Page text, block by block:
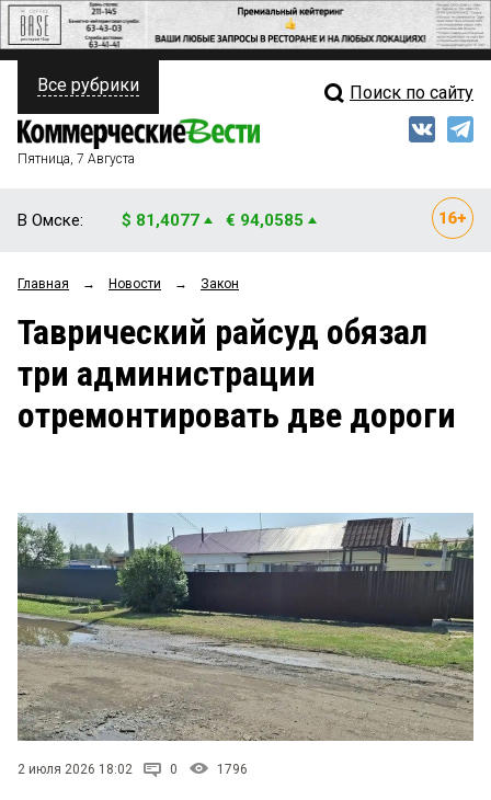
ПОЛИТИКА
ФИНАНСЫ
ОБЩЕСТВО
ЗАКОН
НОВОСТИ КОМПАНИЙ
Свежий выпуск
Рейтинги
Блоги
Архив
Все рубрики Поиск по сайту
Пятница, 7 Августа
В Омске: $ 81,4077 € 94,0585
Главная → Новости → Закон
Таврический райсуд обязал
три администрации
отремонтировать две дороги
2 июля 2026 18:02 0 1796